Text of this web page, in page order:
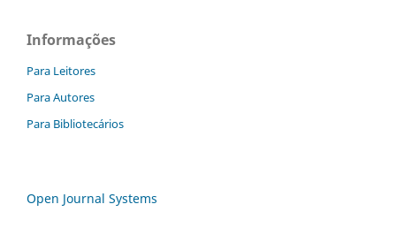
Informações
Para Leitores
Para Autores
Para Bibliotecários
Open Journal Systems